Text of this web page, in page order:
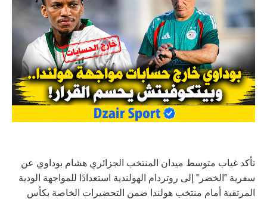
تأكد غياب متوسط ميدان المنتخب الجزائري هشام بوداوي عن
سفرية "الخضر" إلى روتردام الهولندية استعدادًا للمواجهة الودية
المرتقبة أمام منتخب هولندا ضمن التحضيرات الخاصة بكأس